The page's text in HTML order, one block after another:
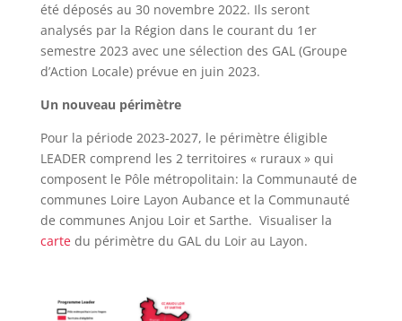
été déposés au 30 novembre 2022. Ils seront
analysés par la Région dans le courant du 1er
semestre 2023 avec une sélection des GAL (Groupe
d’Action Locale) prévue en juin 2023.
Un nouveau périmètre
Pour la période 2023-2027, le périmètre éligible
LEADER comprend les 2 territoires « ruraux » qui
composent le Pôle métropolitain: la Communauté de
communes Loire Layon Aubance et la Communauté
de communes Anjou Loir et Sarthe. Visualiser la
cartedu périmètre du GAL du Loir au Layon.